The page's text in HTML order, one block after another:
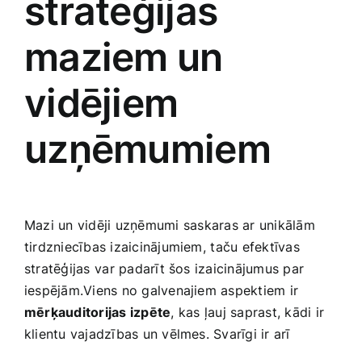
stratēģijas
maziem un
vidējiem
uzņēmumiem
Mazi un vidēji ‍uzņēmumi⁢ saskaras ‍ar unikālām
tirdzniecības‌ izaicinājumiem, ⁢taču efektīvas​
stratēģijas ⁤var padarīt ‍šos izaicinājumus par
iespējām.Viens no galvenajiem aspektiem ir
mērķauditorijas izpēte, kas ⁢ļauj ‍saprast, kādi​ ir
klientu vajadzības un vēlmes. ‍Svarīgi ir‍ arī